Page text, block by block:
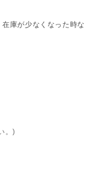
庫が少なくなった時な
。)